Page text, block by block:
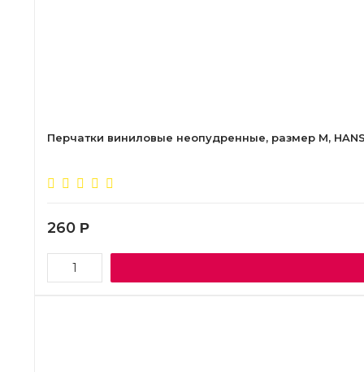
Перчатки виниловые неопудренные, размер М,
260 Р